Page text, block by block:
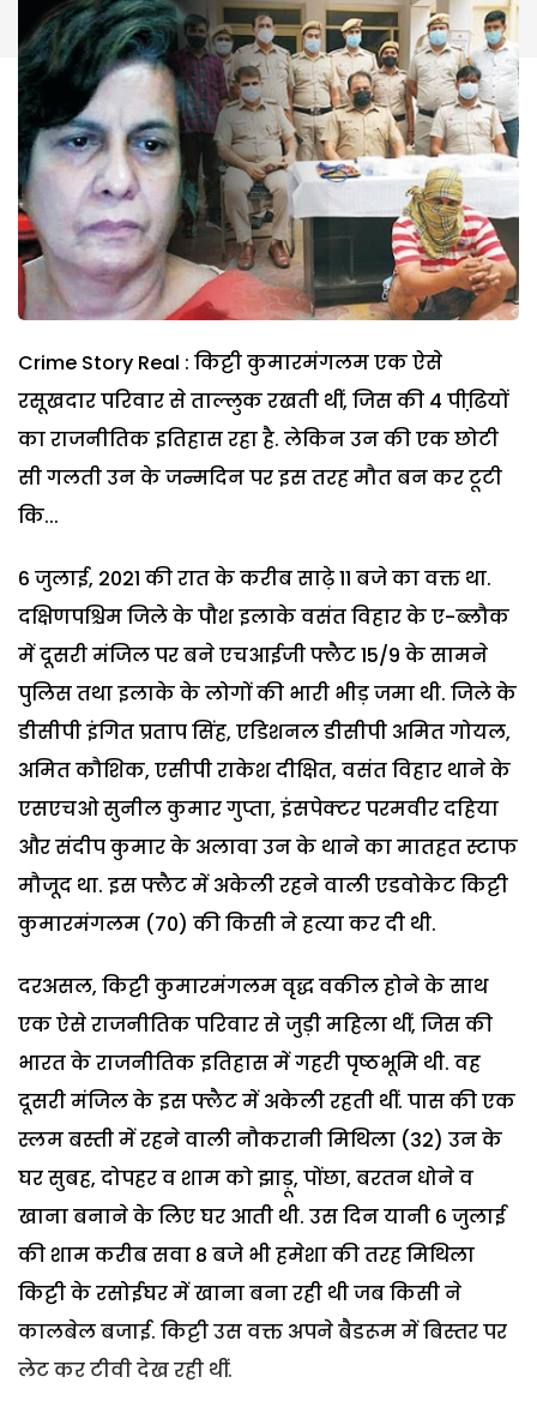
Crime Story Real : किट्टी कुमारमंगलम एक ऐसे
रसूखदार परिवार से ताल्लुक रखती थीं, जिस की 4 पीढि़यों
का राजनीतिक इतिहास रहा है. लेकिन उन की एक छोटी
सी गलती उन के जन्मदिन पर इस तरह मौत बन कर टूटी
कि...
6 जुलाई, 2021 की रात के करीब साढ़े 11 बजे का वक्त था.
दक्षिणपश्चिम जिले के पौश इलाके वसंत विहार के ए-ब्लौक
में दूसरी मंजिल पर बने एचआईजी फ्लैट 15/9 के सामने
पुलिस तथा इलाके के लोगों की भारी भीड़ जमा थी. जिले के
डीसीपी इंगित प्रताप सिंह, एडिशनल डीसीपी अमित गोयल,
अमित कौशिक, एसीपी राकेश दीक्षित, वसंत विहार थाने के
एसएचओ सुनील कुमार गुप्ता, इंसपेक्टर परमवीर दहिया
और संदीप कुमार के अलावा उन के थाने का मातहत स्टाफ
मौजूद था. इस फ्लैट में अकेली रहने वाली एडवोकेट किट्टी
कुमारमंगलम (70) की किसी ने हत्या कर दी थी.
दरअसल, किट्टी कुमारमंगलम वृद्ध वकील होने के साथ
एक ऐसे राजनीतिक परिवार से जुड़ी महिला थीं, जिस की
भारत के राजनीतिक इतिहास में गहरी पृष्ठभूमि थी. वह
दूसरी मंजिल के इस फ्लैट में अकेली रहती थीं. पास की एक
स्लम बस्ती में रहने वाली नौकरानी मिथिला (32) उन के
घर सुबह, दोपहर व शाम को झाड़ू, पोंछा, बरतन धोने व
खाना बनाने के लिए घर आती थी. उस दिन यानी 6 जुलाई
की शाम करीब सवा 8 बजे भी हमेशा की तरह मिथिला
किट्टी के रसोईघर में खाना बना रही थी जब किसी ने
कालबेल बजाई. किट्टी उस वक्त अपने बैडरूम में बिस्तर पर
लेट कर टीवी देख रही थीं.